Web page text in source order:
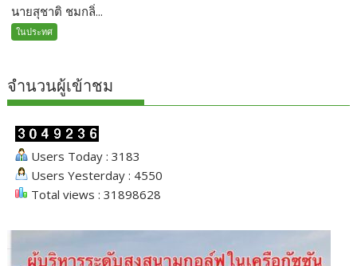
นายสุชาติ ชมกลิ่...
ในประทศ
จำนวนผู้เข้าชม
Users Today : 3183
Users Yesterday : 4550
Total views : 31898628